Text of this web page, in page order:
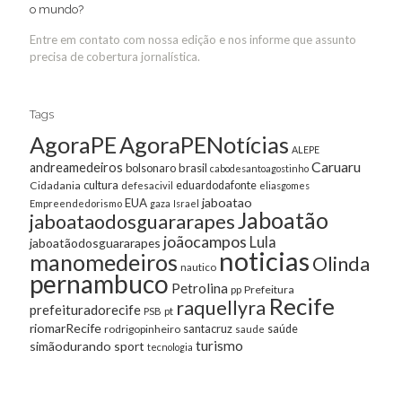
o mundo?
Entre em contato com nossa edição e nos informe que assunto
precisa de cobertura jornalística.
Tags
AgoraPEAgoraPENotícias ALEPE
andreamedeiros bolsonarobrasil cabodesantoagostinho Caruaru
Cidadania cultura defesacivil eduardodafonte eliasgomes
Empreendedorismo EUA gaza Israel jaboatao
jaboataodosguararapesJaboatão
jaboatãodosguararapes joãocampos Lula
manomedeiros nautico noticiasOlinda
pernambuco Petrolina pp Prefeitura
prefeituradorecife PSB pt raquellyra Recife
riomarRecife rodrigopinheiro santacruz saude saúde
simãodurando sport tecnologia turismo